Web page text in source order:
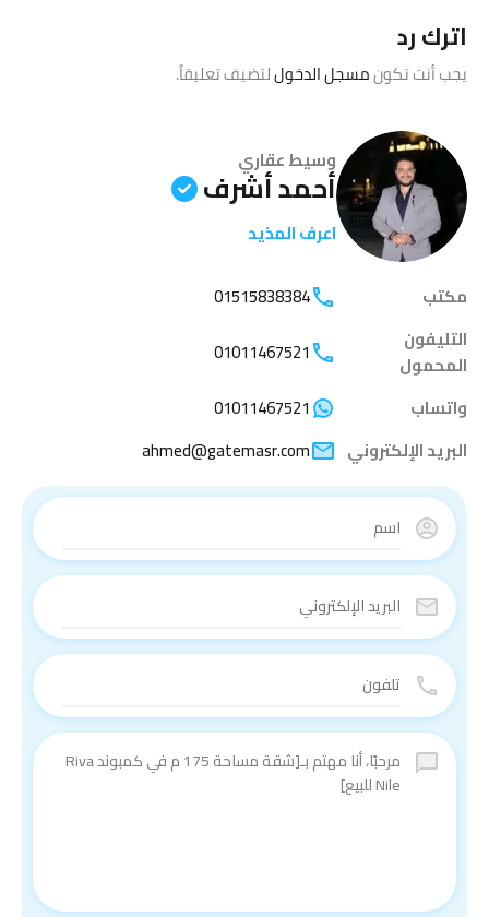
اترك رد
يجب أنت تكونمسجل الدخوللتضيف تعليقاً.
وسيط عقاري
أحمد أشرف
اعرف المذيد
مكتب
01515838384
التليفون
المحمول
01011467521
واتساب
01011467521
البريد الإلكتروني
ahmed@gatemasr.com